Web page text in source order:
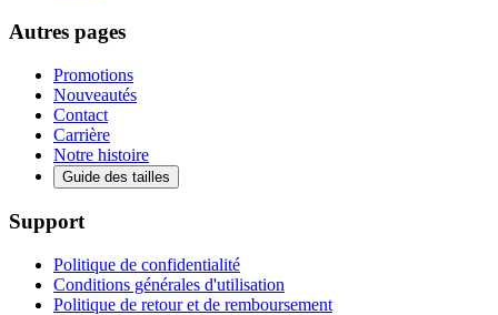
Autres pages
Promotions
Nouveautés
Contact
Carrière
Notre histoire
Guide des tailles
Support
Politique de confidentialité
Conditions générales d'utilisation
Politique de retour et de remboursement